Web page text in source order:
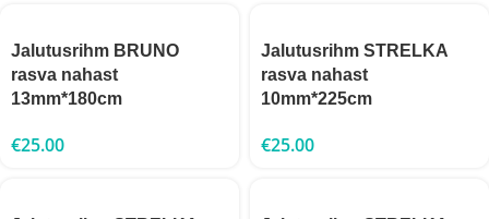
Jalutusrihm BRUNO
rasva nahast
13mm*180cm
€25.00
Jalutusrihm STRELKA
rasva nahast
10mm*225cm
€25.00